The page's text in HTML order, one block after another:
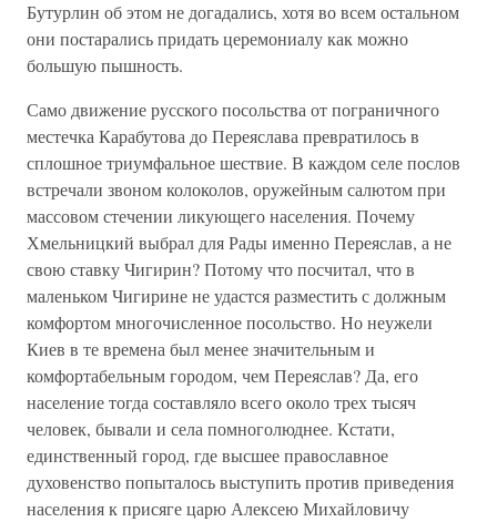
Бутурлин об этом не догадались, хотя во всем остальном
они постарались придать церемониалу как можно
большую пышность.
Само движение русского посольства от пограничного
местечка Карабутова до Переяслава превратилось в
сплошное триумфальное шествие. В каждом селе послов
встречали звоном колоколов, оружейным салютом при
массовом стечении ликующего населения. Почему
Хмельницкий выбрал для Рады именно Переяслав, а не
свою ставку Чигирин? Потому что посчитал, что в
маленьком Чигирине не удастся разместить с должным
комфортом многочисленное посольство. Но неужели
Киев в те времена был менее значительным и
комфортабельным городом, чем Переяслав? Да, его
население тогда составляло всего около трех тысяч
человек, бывали и села помноголюднее. Кстати,
единственный город, где высшее православное
духовенство попыталось выступить против приведения
населения к присяге царю Алексею Михайловичу